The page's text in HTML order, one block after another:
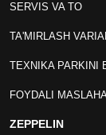
SERVIS VA TO
TA'MIRLASH
TEXNIKA PARKINI
FOYDALI
ZEPPELIN